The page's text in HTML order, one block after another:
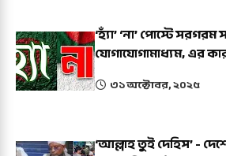
‘হ্যাঁ’ ‘না’ পোস্টে
যোগাযোগামাধ্যম, এর
৩১ অক্টোবর, ২০২৫
‘আল্লাহ তুই দেহিস’ -